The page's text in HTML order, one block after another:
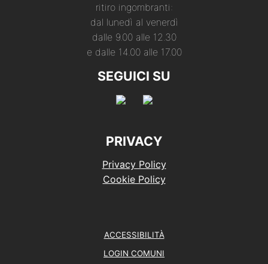
ritiro ingombranti:
dal lunedì al venerdì
dalle 9.00 alle 12.30
e dalle 14.00 alle 17.00
SEGUICI SU
PRIVACY
Privacy Policy
Cookie Policy
ACCESSIBILITÀ
LOGIN COMUNI